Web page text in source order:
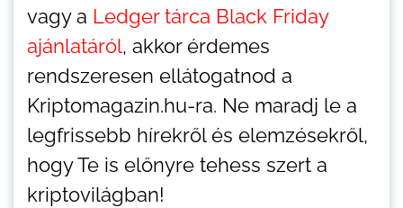
vagy a Ledger tárca Black Friday
ajánlatáról, akkor érdemes
rendszeresen ellátogatnod a
Kriptomagazin.hu-ra. Ne maradj le a
legfrissebb hírekről és elemzésekről,
hogy Te is előnyre tehess szert a
kriptovilágban!